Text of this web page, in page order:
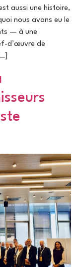
aussi une histoire,
nous avons eu le
— à une
d’œuvre de